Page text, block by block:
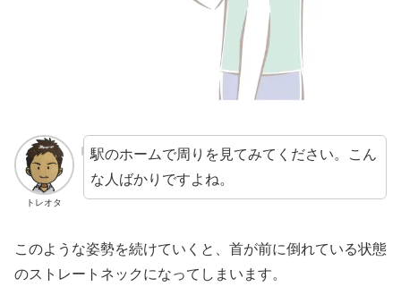
トレオタ
駅のホームで周りを見てみてください。こん
な人ばかりですよね。
このような姿勢を続けていくと、首が前に倒れている状態
のストレートネックになってしまいます。